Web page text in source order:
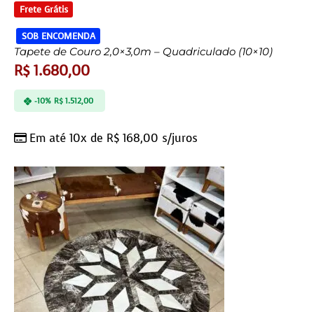
Frete Grátis
SOB ENCOMENDA
Tapete de Couro 2,0×3,0m – Quadriculado (10×10)
R$1.680,00
Em até 10x de R$ 168,00 s/juros
-10% R$1.512,00